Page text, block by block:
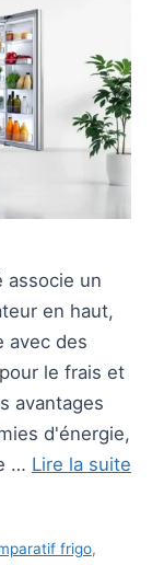
associe un
en haut,
avec des
le frais et
avantages
d'énergie,
… Lire la suite
frigo,